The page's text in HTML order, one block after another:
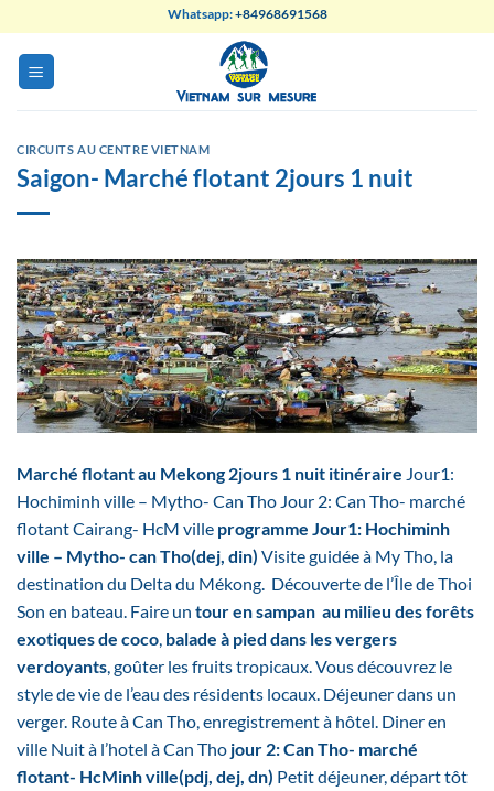
to
content
Whatsapp:+84968691568
CIRCUITS AU CENTRE VIETNAM
Saigon- Marché flotant 2jours 1 nuit
Marché flotant au Mekong 2jours 1 nuit itinéraire Jour1:
Hochiminh ville – Mytho- Can Tho Jour 2: Can Tho- marché
flotant Cairang- HcM ville programme Jour1: Hochiminh
ville – Mytho- can Tho(dej, din) Visite guidée à My Tho, la
destination du Delta du Mékong. Découverte de l’Île de Thoi
Son en bateau. Faire un tour en sampan au milieu des forêts
exotiques de coco, balade à pied dans les vergers
verdoyants, goûter les fruits tropicaux. Vous découvrez le
style de vie de l’eau des résidents locaux. Déjeuner dans un
verger. Route à Can Tho, enregistrement à hôtel. Diner en
ville Nuit à l’hotel à Can Tho jour 2: Can Tho- marché
flotant- HcMinh ville(pdj, dej, dn) Petit déjeuner, départ tôt